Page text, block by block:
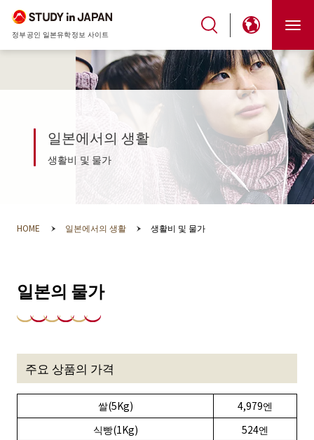
정부공인 일본유학정보 사이트
일본에서의 생활
생활비 및 물가
HOME 일본에서의 생활 생활비 및 물가
일본의 물가
주요 상품의 가격
쌀(5Kg)
4,979엔
식빵(1Kg)
524엔